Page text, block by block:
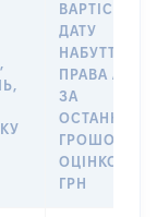
ВАРТІСТЬ НА
ДАТУ
НАБУТТЯ
ПРАВА АБО
ЗА
ГРОШОВОЮ
ОЦІНКОЮ,
ГРН